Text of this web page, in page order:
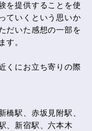
を提供することを使
ていくという思いか
だいた感想の一部を
。
くにお立ち寄りの際
駅、赤坂見附駅、
、新宿駅、六本木